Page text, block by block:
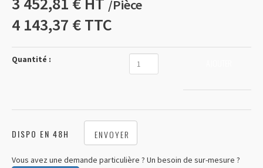
/Pièce
4 143,37 €TTC
Quantité :
DISPO EN 48H ENVOYER
Vous avez une demande particulière ? Un besoin de sur-mesure ?